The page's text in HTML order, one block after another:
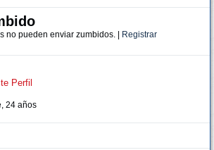
no pueden enviar zumbidos. | Registrar
Perfil
24 años